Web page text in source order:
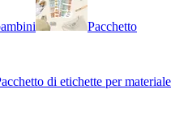
Pacchetto
di etichette per materiale